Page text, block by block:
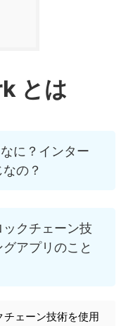
とは
に？インター
の？
クチェーン技
アプリのこと
チェーン技術を使用